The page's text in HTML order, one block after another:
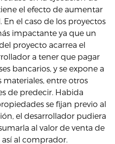
el efecto de aumentar
el caso de los proyectos
impactante ya que un
proyecto acarrea el
a tener que pagar
bancarios, y se expone a
materiales, entre otros
de predecir. Habida
se fijan previo al
el desarrollador pudiera
al valor de venta de
al comprador.